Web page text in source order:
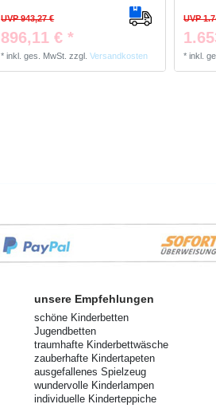
UVP 943,27 €
896,11 € *
*inkl. ges. MwSt. zzgl.Versandkosten
UVP
*inkl.
unsere Empfehlungen
schöne Kinderbetten
Jugendbetten
traumhafte Kinderbettwäsche
zauberhafte Kindertapeten
ausgefallenes Spielzeug
wundervolle Kinderlampen
individuelle Kinderteppiche